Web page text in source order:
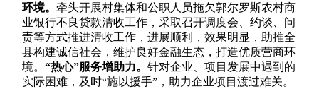
环境。牵头开展村集体和公职人员拖欠郭尔罗斯农村商
业银行不良贷款清收工作，采取召开调度会、约谈、问
责等方式推进清收工作，进展顺利，效果明显，助推全
县构建诚信社会，维护良好金融生态，打造优质营商环
境。“热心”服务增助力。针对企业、项目发展中遇到的
实际困难，及时“施以援手”，助力企业项目渡过难关。